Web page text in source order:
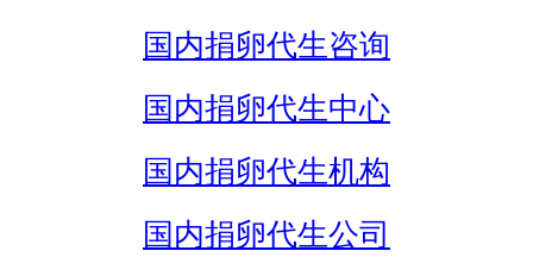
国内捐卵代生咨询
国内捐卵代生中心
国内捐卵代生机构
国内捐卵代生公司